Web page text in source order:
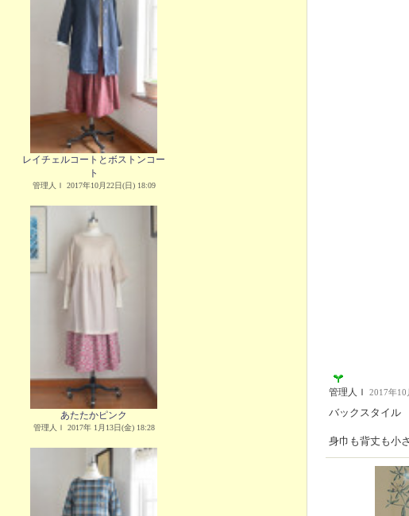
レイチェルコートとボストンコー
ト
管理人Ｉ 2017年10月22日(日) 18:09
あたたかピンク
管理人Ｉ 2017年 1月13日(金) 18:28
管理人Ｉ 2017年10
バックスタイル
身巾も背丈も小